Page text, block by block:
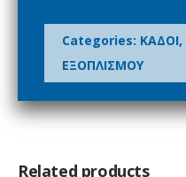
Categories: ΚΑΔΟΙ,
ΕΞΟΠΛΙΣΜΟΥ
Related products